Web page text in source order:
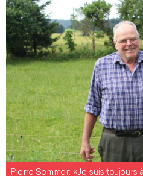
Pierre Sommer: «Je suis